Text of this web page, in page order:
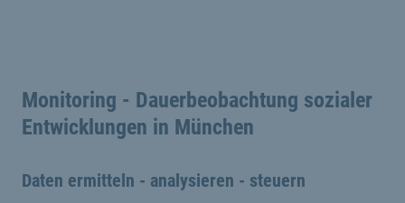
Monitoring - Dauerbeobachtung sozialer
Entwicklungen in München
Daten ermitteln - analysieren - steuern